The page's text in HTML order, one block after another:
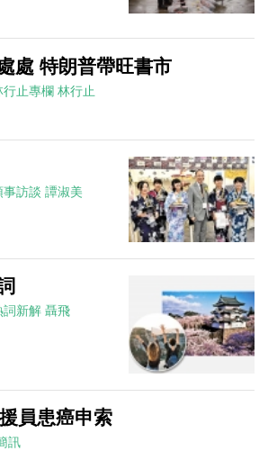
處 特朗普帶旺書市
行止專欄 林行止
事訪談 譚淑美
詞新解 聶飛
員患癌申索
訊